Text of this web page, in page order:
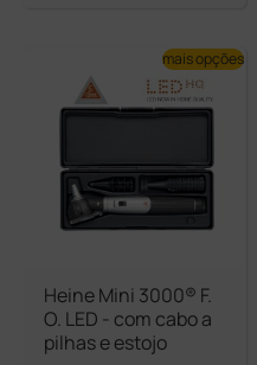
Heine Mini 3000® F.
O. LED - com cabo a
pilhas e estojo
mais opções